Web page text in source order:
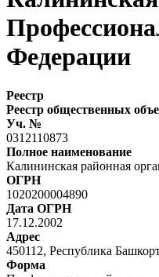
Федерации
Реестр
Реестр общественных
Уч. №
0312110873
Полное наименование
Калининская районная
ОГРН
1020200004890
Дата ОГРН
17.12.2002
Адрес
450112, Республика
Форма